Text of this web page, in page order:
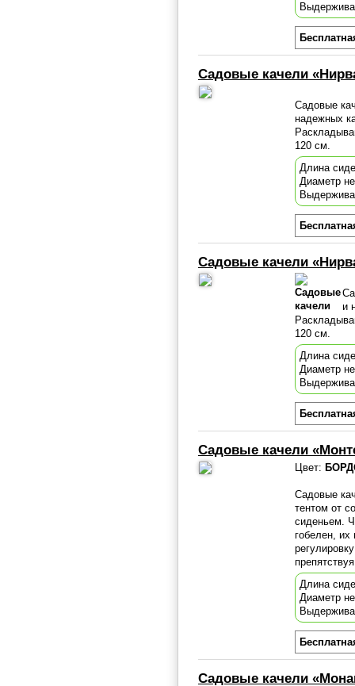
Садовые качели
Садовые
надежных
120 см.
Длина
Диаметр
Садовые качели
и
120 см.
Длина
Диаметр
Садовые качели
Цвет:
Садовые
тентом от
сиденьем.
гобелен,
Длина
Диаметр
Садовые качели